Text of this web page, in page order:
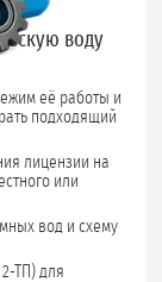
воду
её работы и
подходящий
лицензии на
или
вод и схему
ТП) для